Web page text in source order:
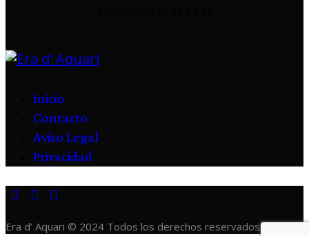
Inicio
Contacto
Aviso Legal
Privacidad
Era d’ Aquari © 2024 Todos los derechos reservados.